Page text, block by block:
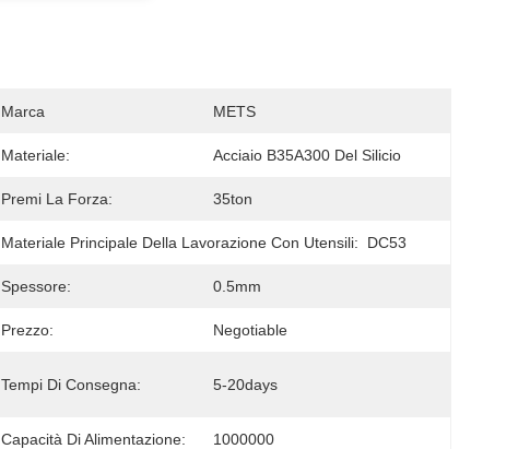
Marca METS
Materiale: Acciaio B35A300 Del Silicio
Premi La Forza: 35ton
Materiale Principale Della Lavorazione Con Utensili: DC53
Spessore: 0.5mm
Prezzo: Negotiable
Tempi Di Consegna: 5-20days
Capacità Di Alimentazione: 1000000